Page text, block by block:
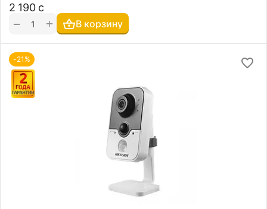
2 190 с
+
− В корзину
-21%